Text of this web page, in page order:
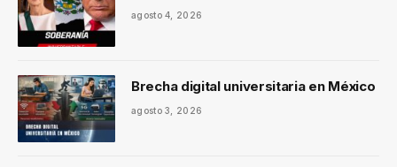
agosto 4, 2026
Brecha digital universitaria en México
agosto 3, 2026